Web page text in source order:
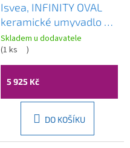
Isvea, INFINITY OVAL
keramické umyvadlo na
desku, 55x36cm, růžová
Salmon, 10NF65055-2S
Skladem u dodavatele
(1 ks )
5 925 Kč
DO KOŠÍKU